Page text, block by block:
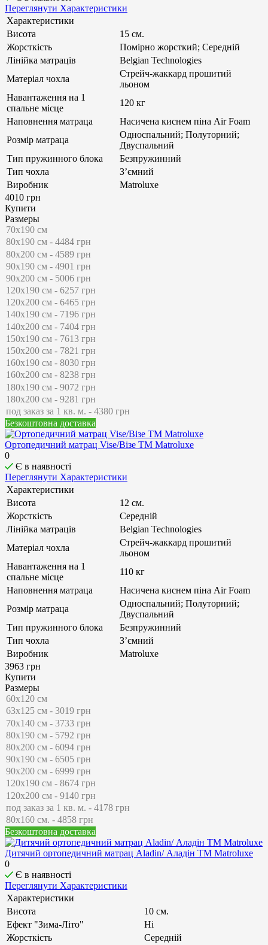
Переглянути Характеристики
Характеристики
Висота
15 см.
Жорсткість
Помірно жорсткий; Середній
Лінійка матраців
Belgian Technologies
Матеріал чохла
Стрейч-жаккард прошитий
льоном
Навантаження на 1
спальне місце
120 кг
Наповнення матраца
Насичена киснем піна Air Foam
Розмір матраца
Односпальний; Полуторний;
Двуспальний
Тип пружинного блока
Безпружинний
Тип чохла
З’ємний
Виробник
Matroluxe
4010 грн
Купити
Размеры
Безкоштовна доставка
Ортопедичний матрац Vise/Візе ТМ Matroluxe
0
Є в наявності
Переглянути Характеристики
Характеристики
Висота
12 см.
Жорсткість
Середній
Лінійка матраців
Belgian Technologies
Матеріал чохла
Стрейч-жаккард прошитий
льоном
Навантаження на 1
спальне місце
110 кг
Наповнення матраца
Насичена киснем піна Air Foam
Розмір матраца
Односпальний; Полуторний;
Двуспальний
Тип пружинного блока
Безпружинний
Тип чохла
З’ємний
Виробник
Matroluxe
3963 грн
Купити
Размеры
Безкоштовна доставка
Дитячий ортопедичний матрац Aladin/ Аладін ТМ Matroluxe
0
Є в наявності
Переглянути Характеристики
Характеристики
Висота
10 см.
Ефект "Зима-Літо"
Ні
Жорсткість
Середній